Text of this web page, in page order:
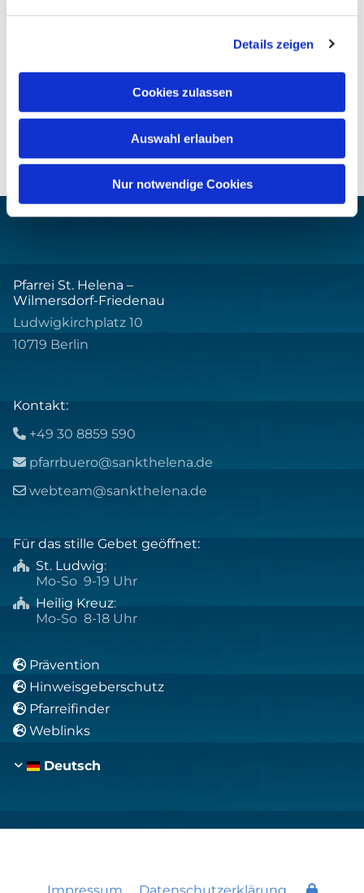
Details zeigen
Cookies zulassen
Auswahl erlauben
Nur notwendige Cookies
Pfarrei St. Helena –
Wilmersdorf-Friedenau
Ludwigkirchplatz 10
10719 Berlin
Kontakt:
 +49 30 8859 590
 pfarrbuero@sankthelena.de
 webteam@sankthelena.de
Für das stille Gebet geöffnet:
 St. Ludwig:
Mo-So 9-19 Uhr
 Heilig Kreuz:
Mo-So 8-18 Uhr
 Prävention
 Hinweisgeberschutz
 Pfarreifinder
 Weblinks
Deutsch
Impressum Datenschutzerklärung